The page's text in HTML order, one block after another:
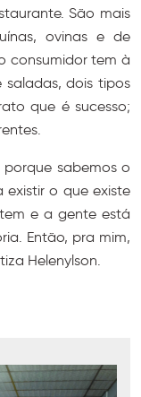
São mais
ovinas e de
consumidor tem à
saladas, dois tipos
que é sucesso;
sabemos o
o que existe
e a gente está
Então, pra mim,
Helenylson.